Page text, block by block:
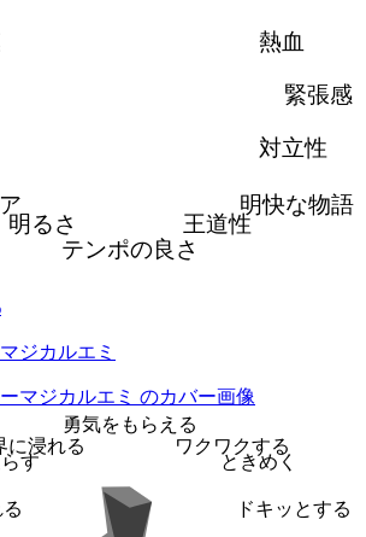
熱血
緊張感
対立性
明快な物語
王道性
テンポの良さ
明るさ
ジカルエミ
勇気をもらえる
ワクワクする
ときめく
ドキッとする
す
に浸れる